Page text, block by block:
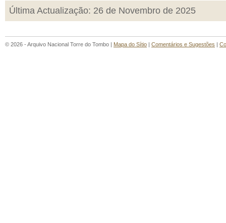
Última Actualização: 26 de Novembro de 2025
© 2026 - Arquivo Nacional Torre do Tombo | Mapa do Sítio | Comentários e Sugestões |